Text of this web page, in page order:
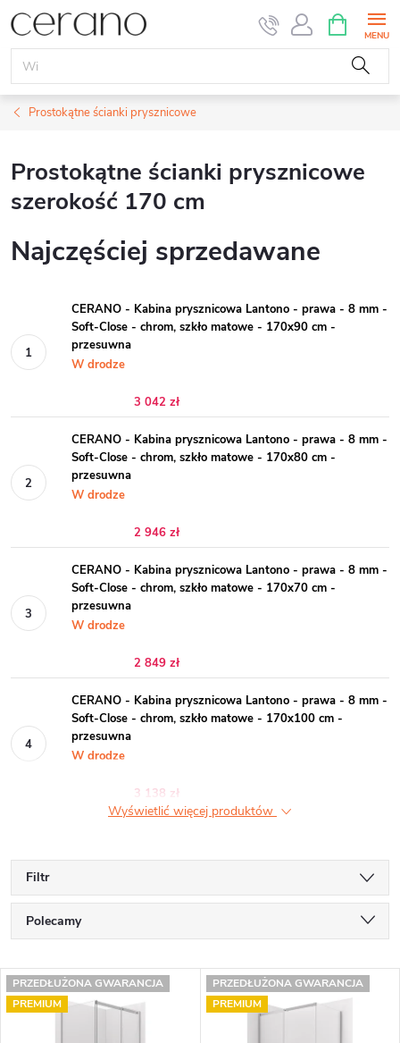
Przejść
do
treści
KOSZYK
Prostokątne ścianki prysznicowe
Prostokątne ścianki prysznicowe
szerokość 170 cm
Najczęściej sprzedawane
CERANO - Kabina prysznicowa Lantono - prawa - 8 mm -
Soft-Close - chrom, szkło matowe - 170x90 cm -
przesuwna
W drodze
3 042 zł
CERANO - Kabina prysznicowa Lantono - prawa - 8 mm -
Soft-Close - chrom, szkło matowe - 170x80 cm -
przesuwna
W drodze
2 946 zł
CERANO - Kabina prysznicowa Lantono - prawa - 8 mm -
Soft-Close - chrom, szkło matowe - 170x70 cm -
przesuwna
W drodze
2 849 zł
CERANO - Kabina prysznicowa Lantono - prawa - 8 mm -
Soft-Close - chrom, szkło matowe - 170x100 cm -
przesuwna
W drodze
3 138 zł
Wyświetlić więcej produktów
Filtr
r
t
Polecamy
Najdroższe
L
i
PRZEDŁUŻONA GWARANCJA
PREMIUM
PRZEDŁUŻONA GWARANCJA
PREMIUM